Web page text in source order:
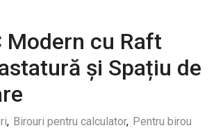
Modern cu Raft
și Spațiu de
, Birouri pentru calculator, Pentru birou